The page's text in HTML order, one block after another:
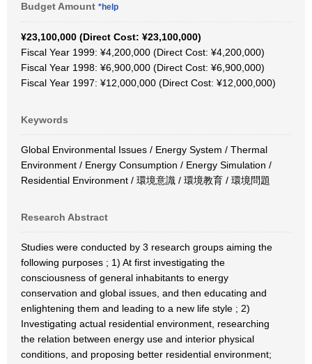
Budget Amount *help
¥23,100,000 (Direct Cost: ¥23,100,000)
Fiscal Year 1999: ¥4,200,000 (Direct Cost: ¥4,200,000)
Fiscal Year 1998: ¥6,900,000 (Direct Cost: ¥6,900,000)
Fiscal Year 1997: ¥12,000,000 (Direct Cost: ¥12,000,000)
Keywords
Global Environmental Issues / Energy System / Thermal
Environment / Energy Consumption / Energy Simulation /
Residential Environment / 環境意識 / 環境教育 / 環境問題
Research Abstract
Studies were conducted by 3 research groups aiming the
following purposes ; 1) At first investigating the
consciousness of general inhabitants to energy
conservation and global issues, and then educating and
enlightening them and leading to a new life style ; 2)
Investigating actual residential environment, researching
the relation between energy use and interior physical
conditions, and proposing better residential environment;